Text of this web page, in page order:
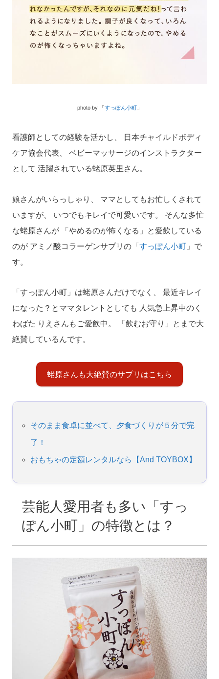
photo by 「すっぽん小町」
看護師としての経験を活かし、 日本チャイルドボディ
ケア協会代表、 ベビーマッサージのインストラクター
として 活躍されている蛯原英里さん。
娘さんがいらっしゃり、 ママとしてもお忙しくされて
いますが、 いつでもキレイで可愛いです。 そんな多忙
な蛯原さんが 「やめるのが怖くなる」と愛飲している
のが アミノ酸コラーゲンサプリの「 すっぽん小町」で
す。
「すっぽん小町」は蛯原さんだけでなく、 最近キレイ
になった？とママタレントとしても 人気急上昇中のく
わばた りえさんもご愛飲中。 「飲むお守り」とまで大
絶賛しているんです。
蛯原さんも大絶賛のサプリはこちら
そのまま食卓に並べて、夕食づくりが５分で完
了！
おもちゃの定額レンタルなら【And TOYBOX】
芸能人愛用者も多い「すっ
ぽん小町」の特徴とは？